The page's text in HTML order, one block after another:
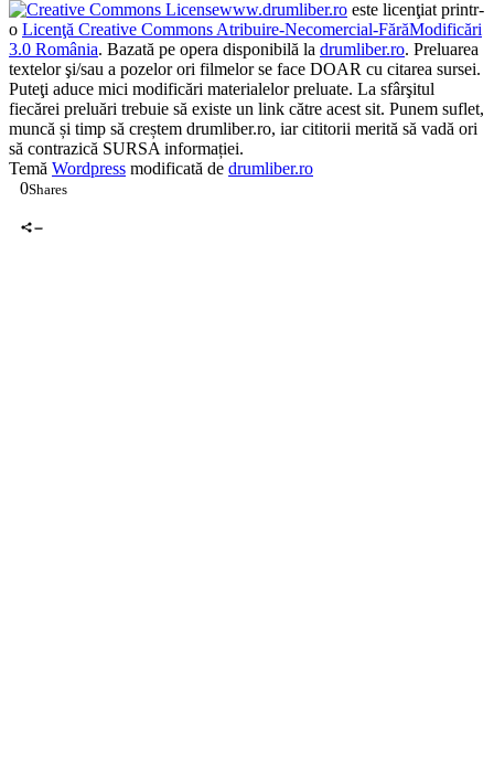
www.drumliber.ro este licenţiat printr-
o Licenţă Creative Commons Atribuire-Necomercial-FărăModificări
3.0 România. Bazată pe opera disponibilă la drumliber.ro. Preluarea
textelor şi/sau a pozelor ori filmelor se face DOAR cu citarea sursei.
Puteţi aduce mici modificări materialelor preluate. La sfârşitul
fiecărei preluări trebuie să existe un link către acest sit. Punem suflet,
muncă și timp să creștem drumliber.ro, iar cititorii merită să vadă ori
să contrazică SURSA informației.
Temă Wordpress modificată de drumliber.ro
0Shares